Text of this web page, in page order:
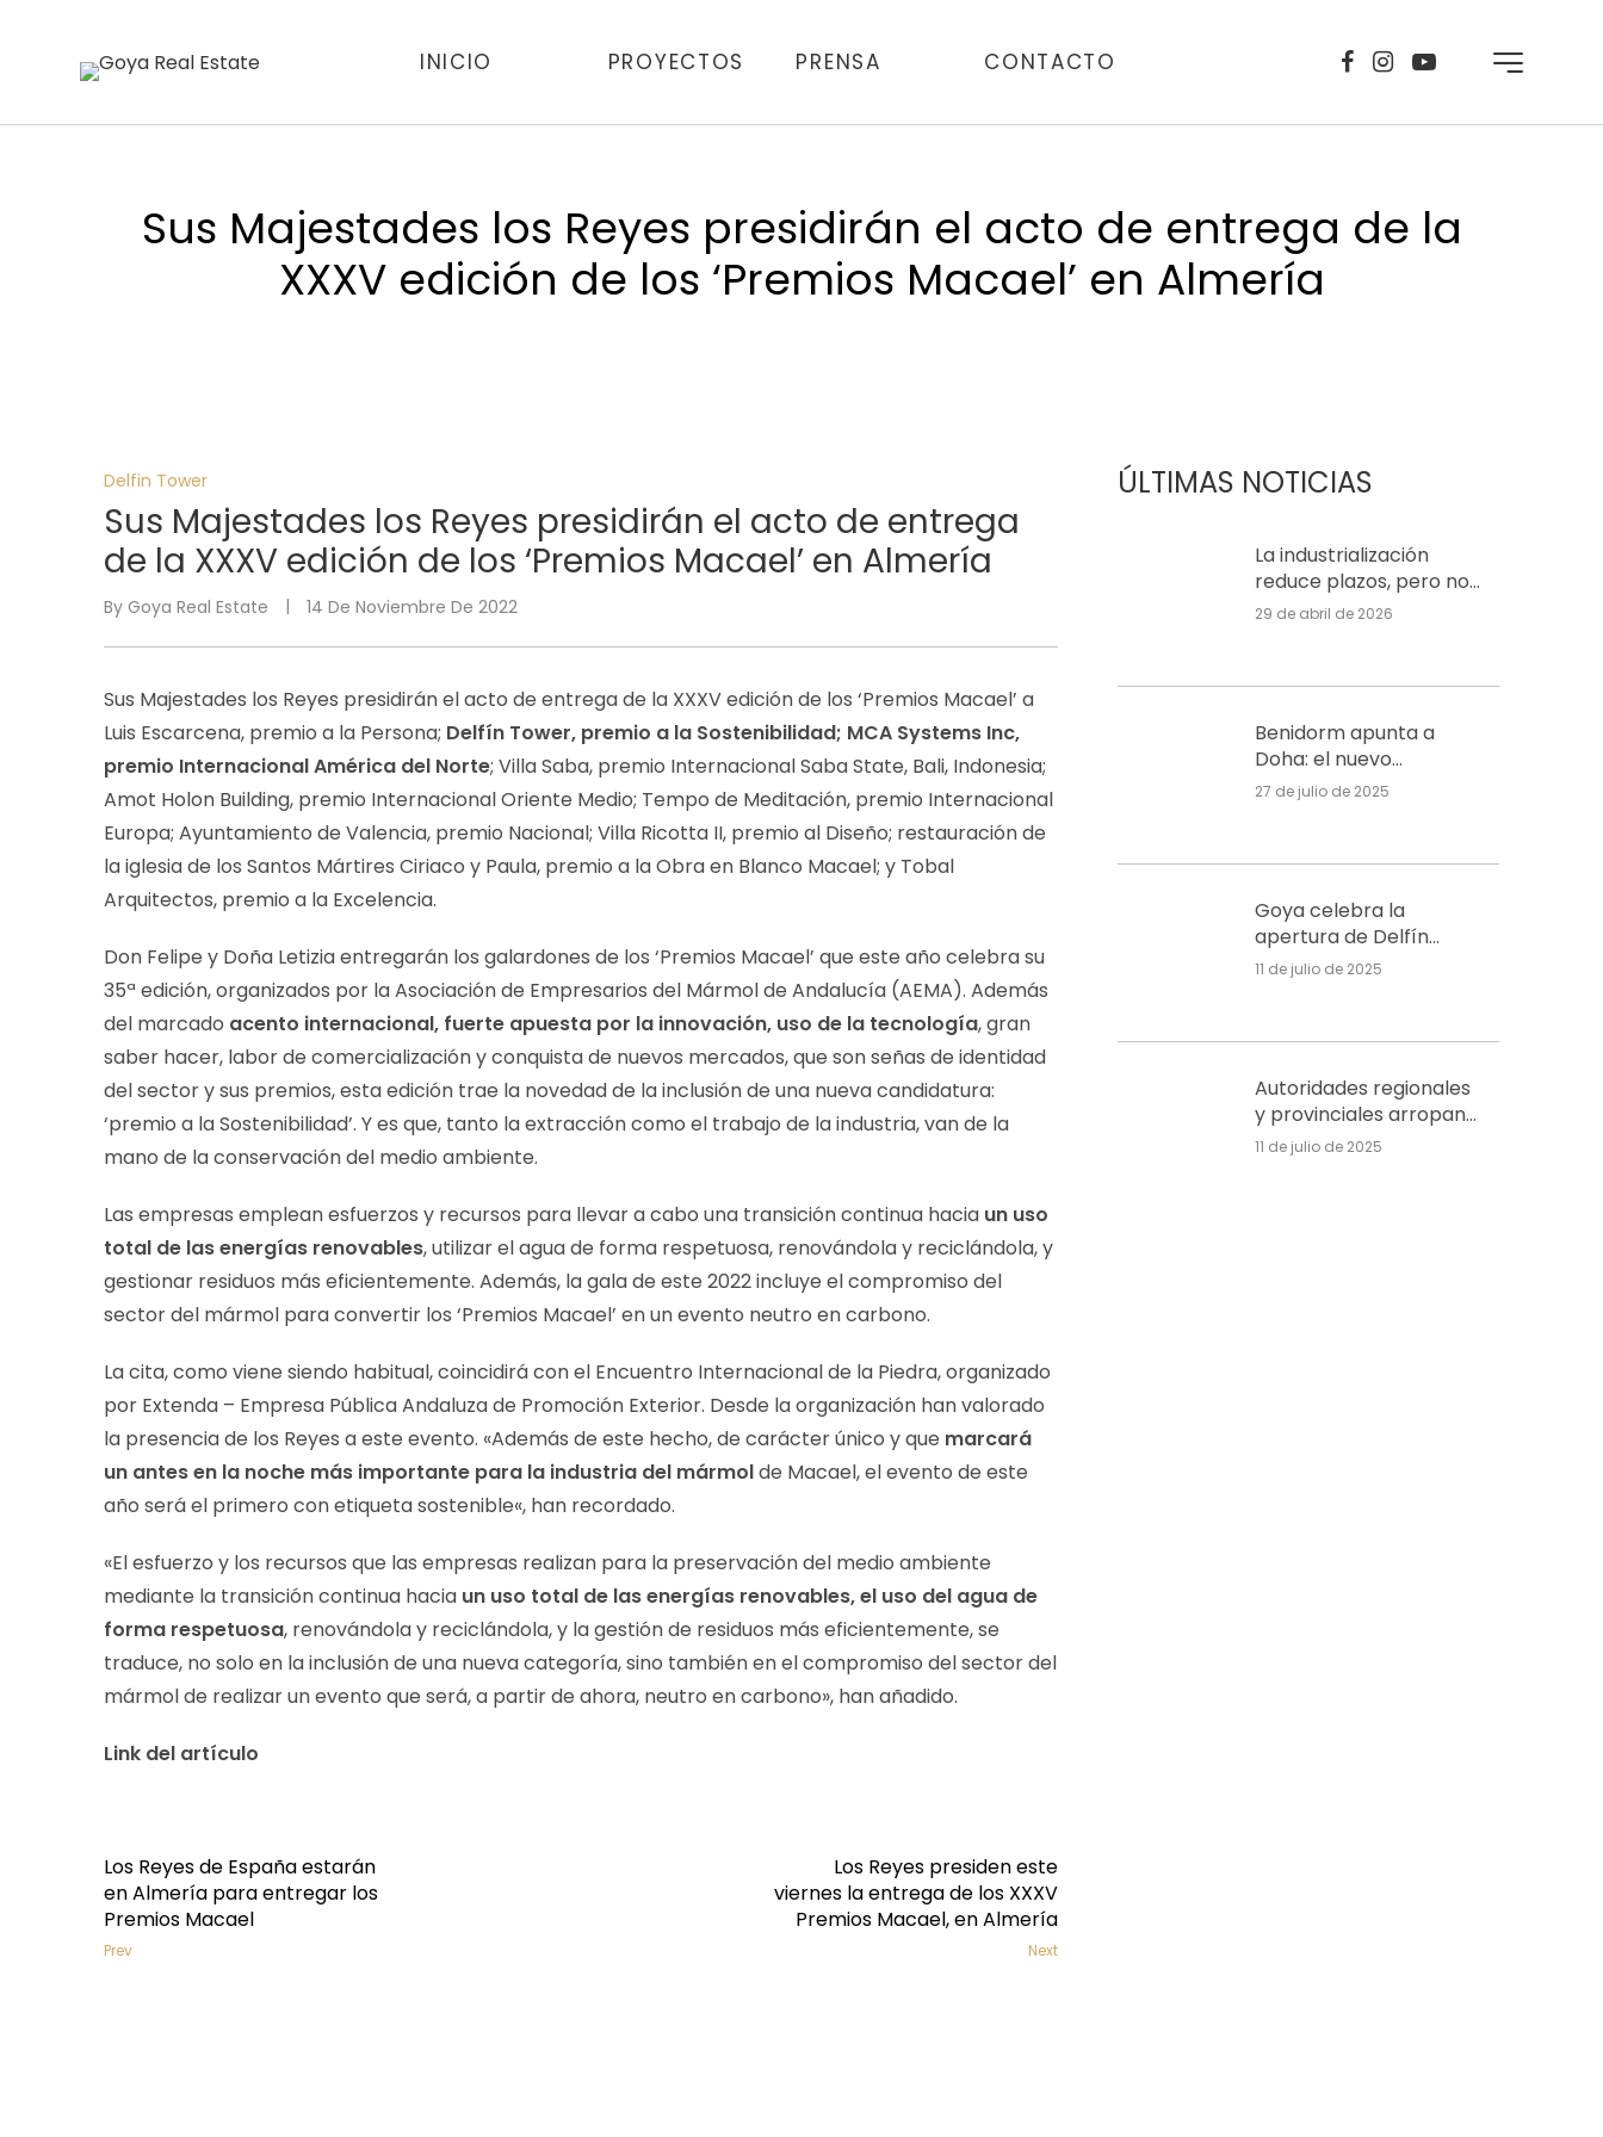
INICIO PROYECTOS PRENSA CONTACTO
Sus Majestades los Reyes presidirán el acto de entrega de la
XXXV edición de los ‘Premios Macael’ en Almería
ÚLTIMAS NOTICIAS
La industrialización
reduce plazos, pero no
costes, en un mercado
29 de abril de 2026
Benidorm apunta a
Doha: el nuevo
rascacielos Gran Delfín
27 de julio de 2025
Goya celebra la
apertura de Delfín
Natura en l’Alfàs, un
11 de julio de 2025
Autoridades regionales
y provinciales arropan
la inauguración del
11 de julio de 2025
Delfin Tower
Sus Majestades los Reyes presidirán el acto de entrega
de la XXXV edición de los ‘Premios Macael’ en Almería
By Goya Real Estate 14 De Noviembre De 2022
Sus Majestades los Reyes presidirán el acto de entrega de la XXXV edición de los ‘Premios Macael’ a
Luis Escarcena, premio a la Persona; Delfín Tower, premio a la Sostenibilidad; MCA Systems Inc,
premio Internacional América del Norte; Villa Saba, premio Internacional Saba State, Bali, Indonesia;
Amot Holon Building, premio Internacional Oriente Medio; Tempo de Meditación, premio Internacional
Europa; Ayuntamiento de Valencia, premio Nacional; Villa Ricotta II, premio al Diseño; restauración de
la iglesia de los Santos Mártires Ciriaco y Paula, premio a la Obra en Blanco Macael; y Tobal
Arquitectos, premio a la Excelencia.
Don Felipe y Doña Letizia entregarán los galardones de los ‘Premios Macael’ que este año celebra su
35ª edición, organizados por la Asociación de Empresarios del Mármol de Andalucía (AEMA). Además
del marcado acento internacional, fuerte apuesta por la innovación, uso de la tecnología, gran
saber hacer, labor de comercialización y conquista de nuevos mercados, que son señas de identidad
del sector y sus premios, esta edición trae la novedad de la inclusión de una nueva candidatura:
‘premio a la Sostenibilidad’. Y es que, tanto la extracción como el trabajo de la industria, van de la
mano de la conservación del medio ambiente.
Las empresas emplean esfuerzos y recursos para llevar a cabo una transición continua hacia un uso
total de las energías renovables, utilizar el agua de forma respetuosa, renovándola y reciclándola, y
gestionar residuos más eficientemente. Además, la gala de este 2022 incluye el compromiso del
sector del mármol para convertir los ‘Premios Macael’ en un evento neutro en carbono.
La cita, como viene siendo habitual, coincidirá con el Encuentro Internacional de la Piedra, organizado
por Extenda – Empresa Pública Andaluza de Promoción Exterior. Desde la organización han valorado
la presencia de los Reyes a este evento. «Además de este hecho, de carácter único y que marcará
un antes en la noche más importante para la industria del mármolde Macael, el evento de este
año será el primero con etiqueta sostenible«, han recordado.
«El esfuerzo y los recursos que las empresas realizan para la preservación del medio ambiente
mediante la transición continua hacia un uso total de las energías renovables, el uso del agua de
forma respetuosa, renovándola y reciclándola, y la gestión de residuos más eficientemente, se
traduce, no solo en la inclusión de una nueva categoría, sino también en el compromiso del sector del
mármol de realizar un evento que será, a partir de ahora, neutro en carbono», han añadido.
Link del artículo
Prev
Los Reyes de España estarán
en Almería para entregar los
Premios Macael
Next
Los Reyes presiden este
viernes la entrega de los XXXV
Premios Macael, en Almería